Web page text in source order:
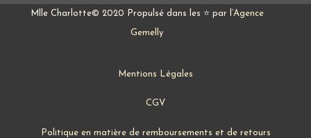
Mlle Charlotte© 2020 Propulsé dans les ⭐ par l’Agence
Gemelly
Mentions Légales
CGV
Politique en matière de remboursements et de retours